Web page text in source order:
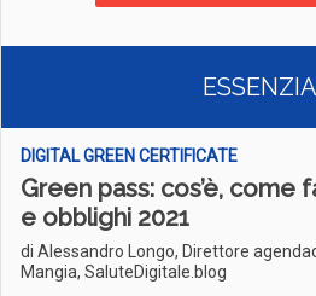
DIGITAL GREEN CERTIFICATE
Green pass: cos’è, come
e obblighi 2021
di Alessandro Longo, Direttore
Mangia, SaluteDigitale.blog